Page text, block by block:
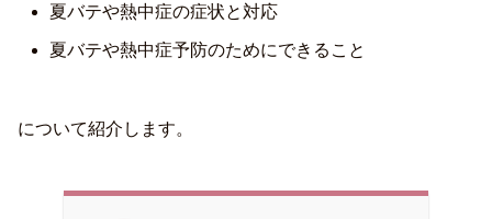
夏バテや熱中症の症状と対応
夏バテや熱中症予防のためにできること
について紹介します。